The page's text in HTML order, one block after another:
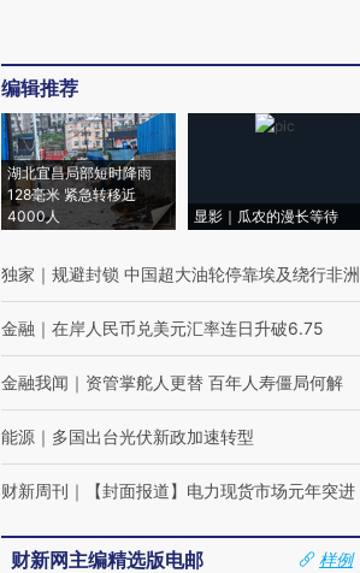
编辑推荐
湖北宜昌局部短时降雨
128毫米 紧急转移近
4000人
显影｜瓜农的漫长等待
独家 ｜ 规避封锁 中国超大油轮停靠埃及绕行非洲
金融 ｜ 在岸人民币兑美元汇率连日升破6.75
金融我闻 ｜ 资管掌舵人更替 百年人寿僵局何解
能源 ｜ 多国出台光伏新政加速转型
财新周刊 ｜ 【封面报道】电力现货市场元年突进
财新网主编精选版电邮
样例